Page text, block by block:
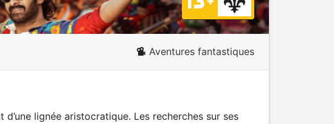
Aventures fantastiques
lignée aristocratique. Les recherches sur ses